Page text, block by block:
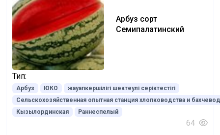
Арбуз сорт
Семипалатинский
Тип:
Арбуз ЮКО
жауапкершілігі шектеулі серіктестігі
Сельскохозяйственная опытная станция хлопководства и
Кызылординская
Раннеспелый
64